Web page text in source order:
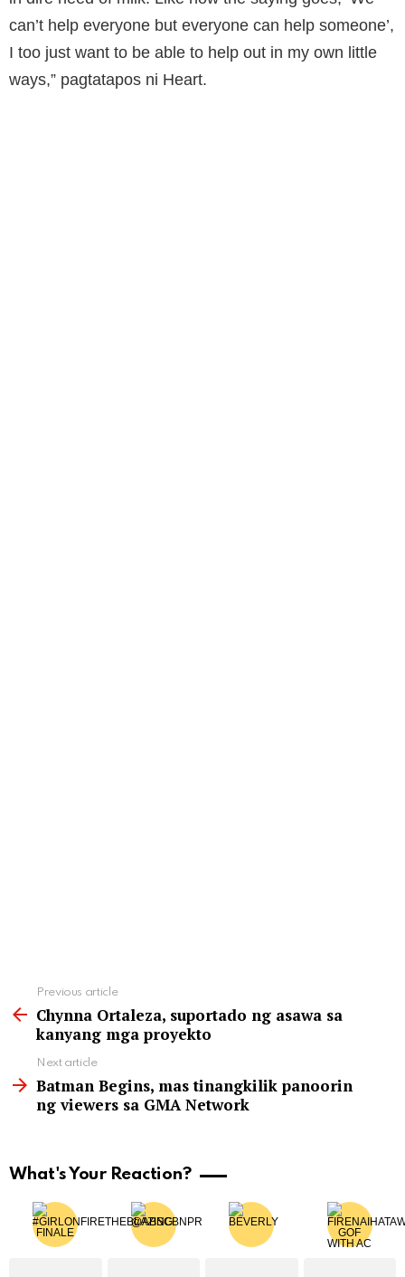
can’t help everyone but everyone can help someone’,
I too just want to be able to help out in my own little
ways,” pagtatapos ni Heart.
more
Previous article
Chynna Ortaleza, suportado ng asawa sa
kanyang mga proyekto
Next article
Batman Begins, mas tinangkilik panoorin
ng viewers sa GMA Network
What's Your Reaction?